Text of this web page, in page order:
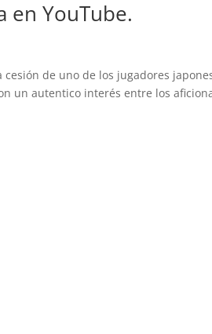
en YouTube.
de uno de los jugadores
un autentico interés entre los